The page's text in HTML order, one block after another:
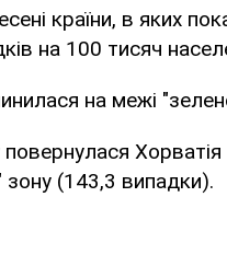
країни, в яких
на 100 тисяч
на межі
(143,3 випадки).